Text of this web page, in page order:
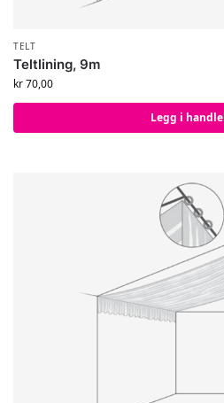
TELT
Teltlining, 9m
kr70,00
Legg i